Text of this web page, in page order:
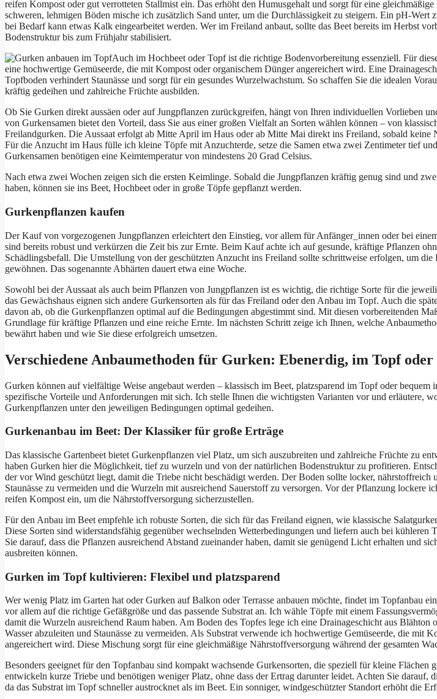
reifen Kompost oder gut verrotteten Stallmist ein. Das erhöht den Humusgehalt und sorgt für eine
schweren, lehmigen Böden mische ich zusätzlich Sand unter, um die Durchlässigkeit zu steigern. Ein pH-Wert
bei Bedarf kann etwas Kalk eingearbeitet werden. Wer im Freiland anbaut, sollte das Beet bereits im Herbst
Bodenstruktur bis zum Frühjahr stabilisiert.
Auch im Hochbeet oder Topf ist die richtige Bodenvorbereitung essenziell. Für
eine hochwertige Gemüseerde, die mit Kompost oder organischem Dünger angereichert wird. Eine
Topfboden verhindert Staunässe und sorgt für ein gesundes Wurzelwachstum. So schaffen Sie die idealen
kräftig gedeihen und zahlreiche Früchte ausbilden.
Ob Sie Gurken direkt aussäen oder auf Jungpflanzen zurückgreifen, hängt von Ihren individuellen Vorlieben
von Gurkensamen bietet den Vorteil, dass Sie aus einer großen Vielfalt an Sorten wählen können – von
Freilandgurken. Die Aussaat erfolgt ab Mitte April im Haus oder ab Mitte Mai direkt ins Freiland, sobald keine
Für die Anzucht im Haus fülle ich kleine Töpfe mit Anzuchterde, setze die Samen etwa zwei Zentimeter tief
Gurkensamen benötigen eine Keimtemperatur von mindestens 20 Grad Celsius.
Nach etwa zwei Wochen zeigen sich die ersten Keimlinge. Sobald die Jungpflanzen kräftig genug sind und
haben, können sie ins Beet, Hochbeet oder in große Töpfe gepflanzt werden.
Gurkenpflanzen kaufen
Der Kauf von vorgezogenen Jungpflanzen erleichtert den Einstieg, vor allem für Anfänger_innen oder bei
sind bereits robust und verkürzen die Zeit bis zur Ernte. Beim Kauf achte ich auf gesunde, kräftige Pflanzen
Schädlingsbefall. Die Umstellung von der geschützten Anzucht ins Freiland sollte schrittweise erfolgen, um die
gewöhnen. Das sogenannte Abhärten dauert etwa eine Woche.
Sowohl bei der Aussaat als auch beim Pflanzen von Jungpflanzen ist es wichtig, die richtige Sorte für die
das Gewächshaus eignen sich andere Gurkensorten als für das Freiland oder den Anbau im Topf. Auch die
davon ab, ob die Gurkenpflanzen optimal auf die Bedingungen abgestimmt sind. Mit diesen vorbereitenden
Grundlage für kräftige Pflanzen und eine reiche Ernte. Im nächsten Schritt zeige ich Ihnen, welche
bewährt haben und wie Sie diese erfolgreich umsetzen.
Verschiedene Anbaumethoden für Gurken: Ebenerdig, im Topf
Gurken können auf vielfältige Weise angebaut werden – klassisch im Beet, platzsparend im Topf oder bequem
spezifische Vorteile und Anforderungen mit sich. Ich stelle Ihnen die wichtigsten Varianten vor und erläutere,
Gurkenpflanzen unter den jeweiligen Bedingungen optimal gedeihen.
Gurkenanbau im Beet: Der Klassiker für große Erträge
Das klassische Gartenbeet bietet Gurkenpflanzen viel Platz, um sich auszubreiten und zahlreiche Früchte zu
haben Gurken hier die Möglichkeit, tief zu wurzeln und von der natürlichen Bodenstruktur zu profitieren.
der vor Wind geschützt liegt, damit die Triebe nicht beschädigt werden. Der Boden sollte locker, nährstoffreich
Staunässe zu vermeiden und die Wurzeln mit ausreichend Sauerstoff zu versorgen. Vor der Pflanzung lockere
reifen Kompost ein, um die Nährstoffversorgung sicherzustellen.
Für den Anbau im Beet empfehle ich robuste Sorten, die sich für das Freiland eignen, wie klassische
Diese Sorten sind widerstandsfähig gegenüber wechselnden Wetterbedingungen und liefern auch bei kühleren
Sie darauf, dass die Pflanzen ausreichend Abstand zueinander haben, damit sie genügend Licht erhalten und
ausbreiten können.
Gurken im Topf kultivieren: Flexibel und platzsparend
Wer wenig Platz im Garten hat oder Gurken auf Balkon oder Terrasse anbauen möchte, findet im Topfanbau
vor allem auf die richtige Gefäßgröße und das passende Substrat an. Ich wähle Töpfe mit einem
damit die Wurzeln ausreichend Raum haben. Am Boden des Topfes lege ich eine Drainageschicht aus Blähton
Wasser abzuleiten und Staunässe zu vermeiden. Als Substrat verwende ich hochwertige Gemüseerde, die mit
angereichert wird. Diese Mischung sorgt für eine gleichmäßige Nährstoffversorgung während der gesamten
Besonders geeignet für den Topfanbau sind kompakt wachsende Gurkensorten, die speziell für kleine Flächen
entwickeln kurze Triebe und benötigen weniger Platz, ohne dass der Ertrag darunter leidet. Achten Sie darauf,
da das Substrat im Topf schneller austrocknet als im Beet. Ein sonniger, windgeschützter Standort erhöht die